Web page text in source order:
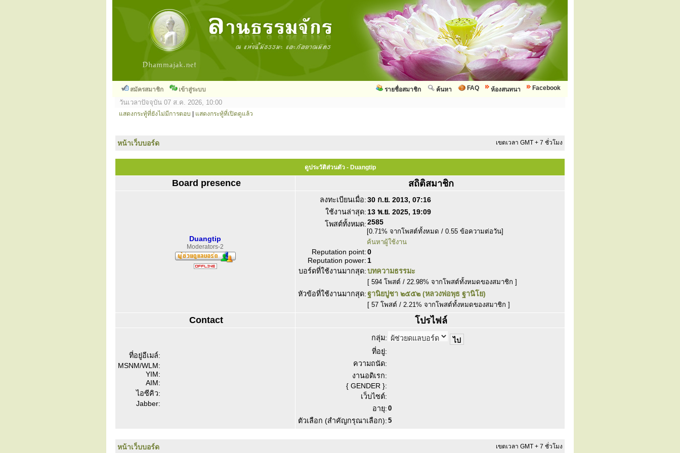
สมัครสมาชิก เข้าสู่ระบบ Facebook
ห้องสนทนา
FAQ
ค้นหา
รายชื่อสมาชิก
วันเวลาปัจจุบัน 07 ส.ค. 2026, 10:00
แสดงกระทู้ที่ยังไม่มีการตอบ แสดงกระทู้ที่เปิดดูแล้ว
หน้าเว็บบอร์ด เขตเวลา GMT + 7 ชั่วโมง
ดูประวัติส่วนตัว - Duangtip
Board presence สถิติสมาชิก
Duangtip
Moderators-2
ลงทะเบียนเมื่อ:30 ก.ย. 2013, 07:16
ใช้งานล่าสุด: 13 พ.ย. 2025, 19:09
โพสต์ทั้งหมด:2585
[0.71% จากโพสต์ทั้งหมด / 0.55 ข้อความต่อวัน]
ค้นหาผู้ใช้งาน
Reputation point:0
Reputation power: 1
บอร์ดที่ใช้งานมากสุด:บทความธรรมะ
[ 594 โพสต์ / 22.98% จากโพสต์ทั้งหมดของสมาชิก ]
หัวข้อที่ใช้งานมากสุด:ฐานิยปูชา ๒๕๕๒ (หลวงพ่อพุธ ฐานิโย)
[ 57 โพสต์ / 2.21% จากโพสต์ทั้งหมดของสมาชิก ]
Contact โปรไฟล์
ที่อยู่อีเมล์:
MSNM/WLM:
YIM:
AIM:
ไอซีคิว:
Jabber:
กลุ่ม:
ที่อยู่:
ความถนัด:
งานอดิเรก:
{ GENDER }:
เว็บไซต์:
อายุ: 0
ตัวเลือก (สำคัญกรุณาเลือก): 5
หน้าเว็บบอร์ด เขตเวลา GMT + 7 ชั่วโมง